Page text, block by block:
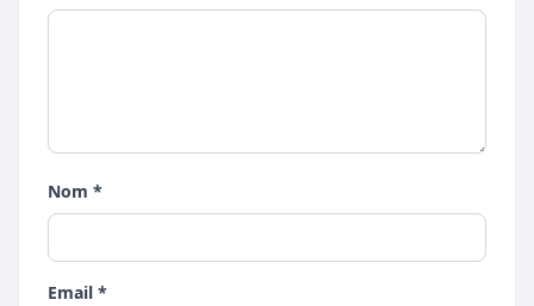
Nom *
Email *